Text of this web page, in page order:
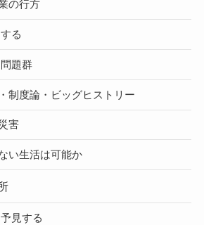
の行方
る
題群
制度論・ビッグヒストリー
害
い生活は可能か
見する